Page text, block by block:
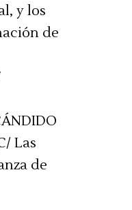
y los
de
Las
de